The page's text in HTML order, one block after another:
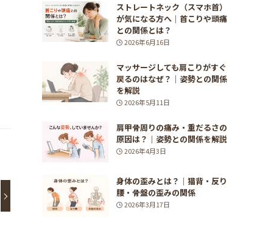
ストレートネック（スマホ首）
が気になる方へ｜首こりや頭痛
との関係とは？
2026年6月16日
マッサージしても肩こりがすぐ
戻るのはなぜ？｜姿勢との関係
を解説
2026年5月11日
肩甲骨周りの痛み・重だるさの
原因は？｜姿勢との関係を解説
2026年4月3日
身体の歪みとは？｜猫背・反り
腰・骨盤の歪みの関係
2026年3月17日